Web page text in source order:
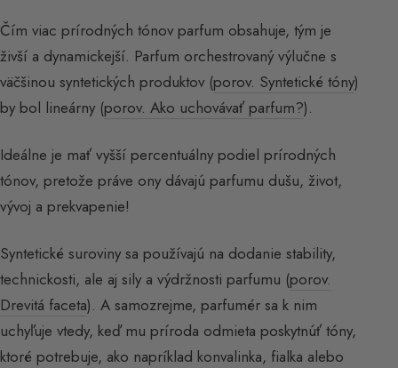
Čím viac prírodných tónov parfum obsahuje, tým je
živší a dynamickejší. Parfum orchestrovaný výlučne s
väčšinou syntetických produktov (porov. Syntetické tóny)
by bol lineárny (porov. Ako uchovávať parfum?).
Ideálne je mať vyšší percentuálny podiel prírodných
tónov, pretože práve ony dávajú parfumu dušu, život,
vývoj a prekvapenie!
Syntetické suroviny sa používajú na dodanie stability,
technickosti, ale aj sily a výdržnosti parfumu (porov.
Drevitá faceta). A samozrejme, parfumér sa k nim
uchyľuje vtedy, keď mu príroda odmieta poskytnúť tóny,
ktoré potrebuje, ako napríklad konvalinka, fialka alebo